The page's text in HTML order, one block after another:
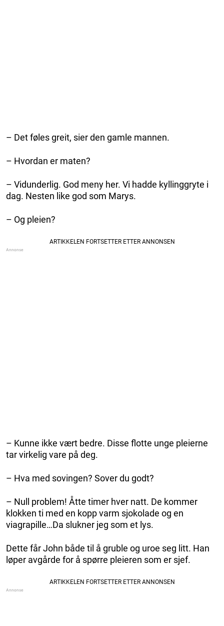
– Det føles greit, sier den gamle mannen.
– Hvordan er maten?
– Vidunderlig. God meny her. Vi hadde kyllinggryte i
dag. Nesten like god som Marys.
– Og pleien?
– Kunne ikke vært bedre. Disse flotte unge pleierne
tar virkelig vare på deg.
– Hva med sovingen? Sover du godt?
– Null problem! Åtte timer hver natt. De kommer
klokken ti med en kopp varm sjokolade og en
viagrapille…Da slukner jeg som et lys.
Dette får John både til å gruble og uroe seg litt. Han
løper avgårde for å spørre pleieren som er sjef.